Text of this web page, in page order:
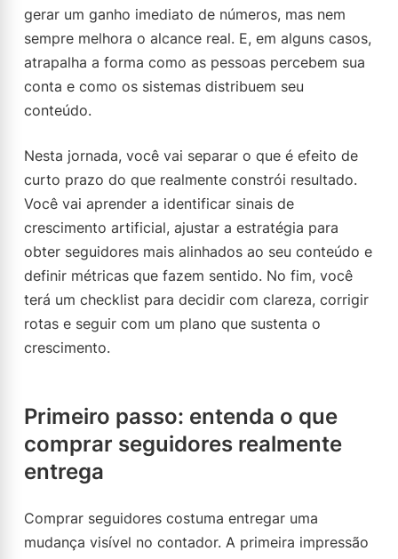
gerar um ganho imediato de números, mas nem
sempre melhora o alcance real. E, em alguns casos,
atrapalha a forma como as pessoas percebem sua
conta e como os sistemas distribuem seu
conteúdo.
Nesta jornada, você vai separar o que é efeito de
curto prazo do que realmente constrói resultado.
Você vai aprender a identificar sinais de
crescimento artificial, ajustar a estratégia para
obter seguidores mais alinhados ao seu conteúdo e
definir métricas que fazem sentido. No fim, você
terá um checklist para decidir com clareza, corrigir
rotas e seguir com um plano que sustenta o
crescimento.
Primeiro passo: entenda o que
comprar seguidores realmente
entrega
Comprar seguidores costuma entregar uma
mudança visível no contador. A primeira impressão